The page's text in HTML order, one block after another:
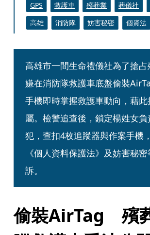
GPS 救護車 殯葬業 葬儀社
高雄
消防隊 妨害秘密 個資法
高雄市一間生命禮儀社為了搶
嫌在消防隊救護車底盤偷裝
手機即時掌握救護車動向，藉
屬。檢警追查後，鎖定楊姓女
犯，查扣4枚追蹤器與作案手機
《個人資料保護法》及妨害秘
訴。
偷裝AirTag　殯